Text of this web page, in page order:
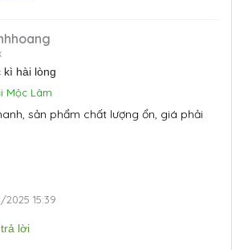
kì hài lòng
Mộc Lâm
sản phẩm chất lượng ổn, giá phải
15:39
lời